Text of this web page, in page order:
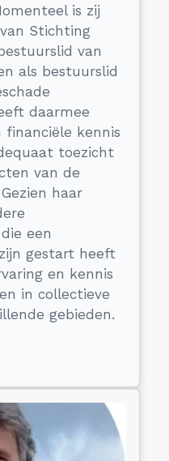
is zij
Stichting
van
als bestuurslid
daarmee
financiële kennis
toezicht
van de
haar
een
gestart heeft
en kennis
in collectieve
gebieden.